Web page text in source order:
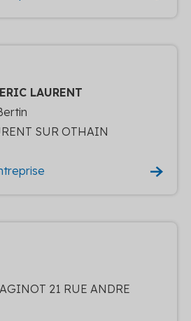
LAURENT
SUR OTHAIN
21 RUE ANDRE